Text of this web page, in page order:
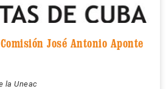
José Antonio Aponte
la Uneac